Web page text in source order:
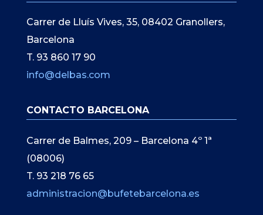
Carrer de Lluís Vives, 35, 08402 Granollers,
Barcelona
T. 93 860 17 90
info@delbas.com
CONTACTO BARCELONA
Carrer de Balmes, 209 – Barcelona 4º 1ª
(08006)
T. 93 218 76 65
administracion@bufetebarcelona.es